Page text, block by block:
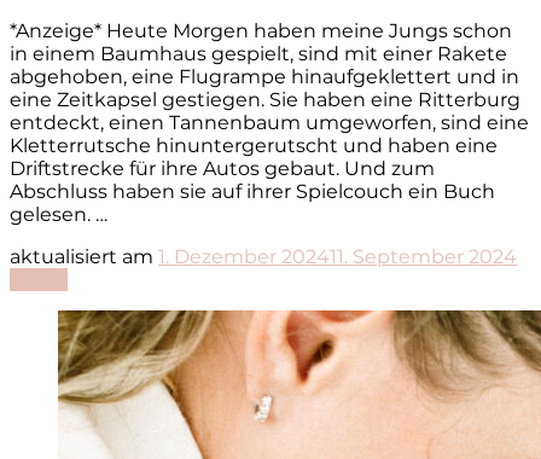
*Anzeige* Heute Morgen haben meine Jungs schon
in einem Baumhaus gespielt, sind mit einer Rakete
abgehoben, eine Flugrampe hinaufgeklettert und in
eine Zeitkapsel gestiegen. Sie haben eine Ritterburg
entdeckt, einen Tannenbaum umgeworfen, sind eine
Kletterrutsche hinuntergerutscht und haben eine
Driftstrecke für ihre Autos gebaut. Und zum
Abschluss haben sie auf ihrer Spielcouch ein Buch
gelesen. …
aktualisiert am 1. Dezember 202411. September 2024